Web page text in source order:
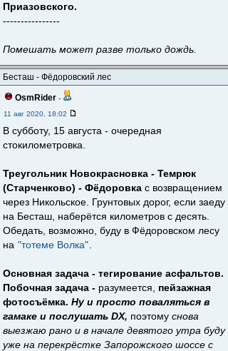
Приазовского.
----------------
Помешать может разве только дождь.
Бесташ - Фёдоровский лес
OsmRider -
11 авг 2020, 18:02
В субботу, 15 августа - очередная
стокилометровка.
Треугольник Новокрасновка - Темрюк
(Старченково) - Фёдоровка с возвращением
через Никольское. Грунтовых дорог, если заеду
на Бесташ, наберётся километров с десять.
Обедать, возможно, буду в Фёдоровском лесу
на "тотеме Волка"
Основная задача - тегирование асфальтов.
Побочная задача - разумеется, пейзажная
фотосъёмка. Ну и просто поваляться в
гамаке и послушать DX, поэтому снова
выезжаю рано и в начале девятого утра буду
уже на перекрёстке Запорожского шоссе с